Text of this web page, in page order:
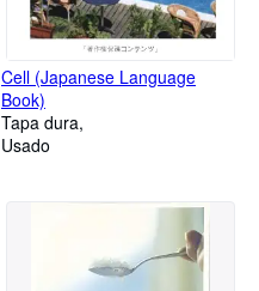
Cell (Japanese Language
Book)
Tapa dura
Usado